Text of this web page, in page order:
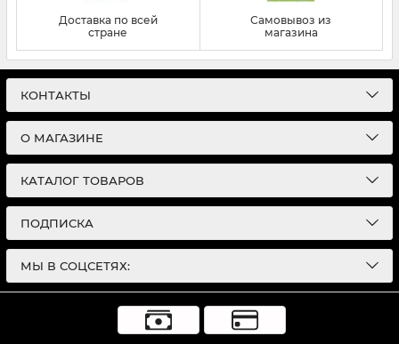
Доставка по всей
стране
Самовывоз из
магазина
КОНТАКТЫ
О МАГАЗИНЕ
КАТАЛОГ ТОВАРОВ
ПОДПИСКА
МЫ В СОЦСЕТЯХ: